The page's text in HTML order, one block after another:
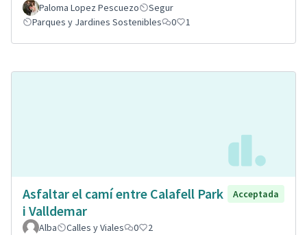
Paloma Lopez Pescuezo
Segur
Parques y Jardines Sostenibles
0 1
Asfaltar el camí entre Calafell Park
i Valldemar
Acceptada
Alba Calles y Viales 0 2